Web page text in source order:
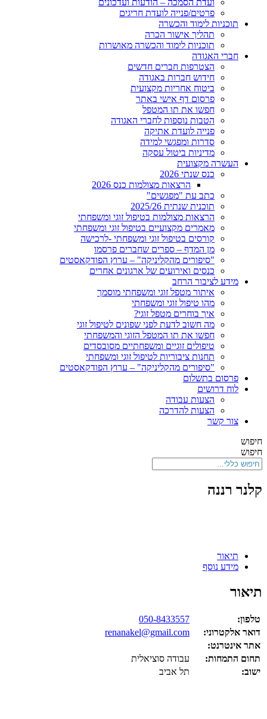
ועדת הסמכה – הודעות ועדכונים
פרטים/פנייה לועדת חריגים
תוכניות לימוד והכשרה
תהליך אישור הכרה
תוכניות לימוד והכשרה מאושרות
חברי האגודה
הצטרפות חברים חדשים
חידוש חברות באגודה
ביטוח אחריות מקצועית
פרסום דף אישי באתר
חפשו את תו המטפל
הטבות נוספות לחברי האגודה
פנייה לועדת אתיקה
סדרות ומפגשי למידה
מדיניות ביטול עסקה
העשרה מקצועית
כנס שנתי 2026
הרצאות מצולמות כנס 2026
כתב עת "מפגשים"
תוכנית שנתית 2025/26
הרצאות מצולמות בטיפול זוגי ומשפחתי
מאמרים מקצועיים בטיפול זוגי ומשפחתי
קורסים בטיפול זוגי ומשפחתי -לרכישה
מן המדף – ספרים שחברים פרסמו
"סיפורים מהקליניקה" – ערוץ הפודקאסטים
כנסים ואירועים של ארגונים אחרים
מידע לציבור הרחב
איתור מטפל זוגי ומשפחתי מוסמך
מהו טיפול זוגי ומשפחתי
איך בוחרים מטפל זוגי?
מה חשוב לדעת לפני שפונים לטיפול זוגי
חפשו את תו המטפל הזוגי והמשפחתי
טיפולים זוגיים ומשפחתיים מסובסדים
תחנות ציבוריות לטיפול זוגי ומשפחתי
"סיפורים מהקליניקה" – ערוץ הפודקאסטים
פרסום בתשלום
לוח דרושים
הצעות עבודה
הצעות להדרכה
צור קשר
חיפוש
חיפוש
קלנר רננה
תיאור
מידע נוסף
תיאור
טלפון:
050-8433557
דואר אלקטרוני:
renanakel@gmail.com
אתר אינטרנט:
תחום התמחות:
עבודה סוציאלית
ישוב:
תל אביב